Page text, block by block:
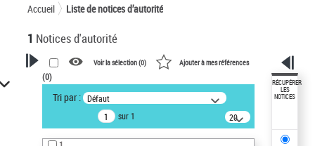
Accueil Liste de notices d’autorité
1 Notices d'autorité
VOTRE RECHERCHE
Recherche avancée dans les
notices d’autorité
Œuvres liées à l'auteur :
Voir la sélection (0) Ajouter à mes références
(0)
Tri par : Défaut
sur 1
20
résultats/page
RÉCUPÉRER
LES
NOTICES